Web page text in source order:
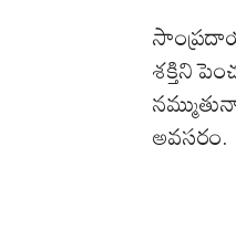
శక్తిని
అవసరం.